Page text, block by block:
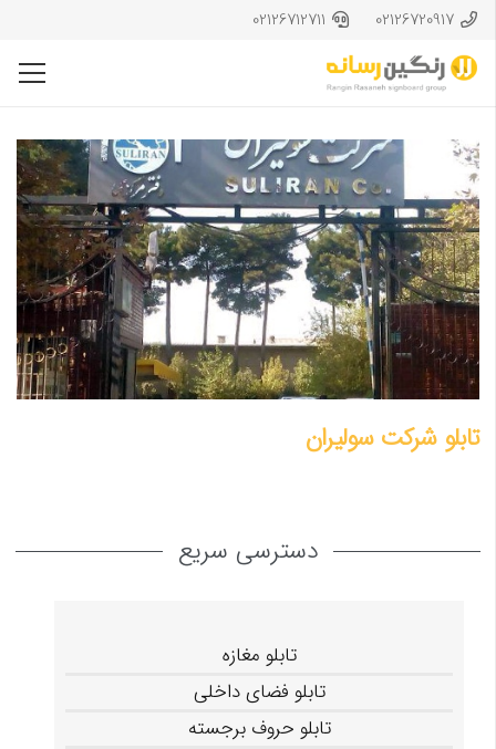
02126720917
02126712711
تابلو شرکت سولیران
دسترسی سریع
تابلو مغازه
تابلو فضای داخلی
تابلو حروف برجسته